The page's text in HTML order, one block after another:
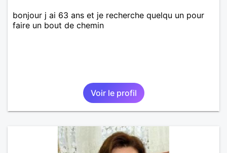
bonjour j ai 63 ans et je recherche quelqu un pour
faire un bout de chemin
Voir le profil